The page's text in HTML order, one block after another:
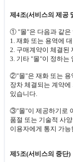
제4조(서비스의 제공
① "몰"은 다음과 같은
1. 재화 또는 용역에
2. 구매계약이 체결된
3. 기타 "몰"이 정하는
②"몰"은 재화 또는 용
장차 체결되는 계약
있습니다.
③"몰"이 제공하기로
품절 또는 기술적 사
이용자에게 통지 가
제5조(서비스의 중단)